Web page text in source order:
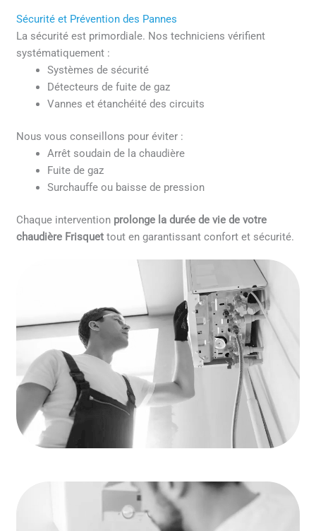
Sécurité et Prévention des Pannes
La sécurité est primordiale. Nos techniciens vérifient
systématiquement :
Systèmes de sécurité
Détecteurs de fuite de gaz
Vannes et étanchéité des circuits
Nous vous conseillons pour éviter :
Arrêt soudain de la chaudière
Fuite de gaz
Surchauffe ou baisse de pression
Chaque intervention prolonge la durée de vie de votre
chaudière Frisquet tout en garantissant confort et sécurité.